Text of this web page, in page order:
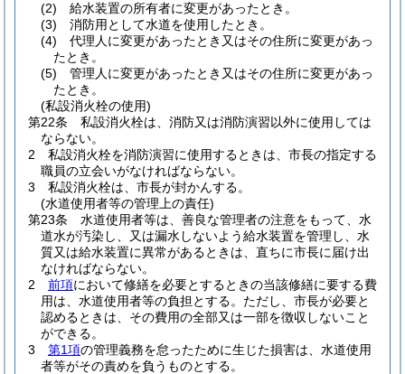
(2)
給水装置の所有者に変更があったとき。
(3)
消防用として水道を使用したとき。
(4)
代理人に変更があったとき又はその住所に変更があっ
たとき。
(5)
管理人に変更があったとき又はその住所に変更があっ
たとき。
(私設消火栓の使用)
第22条
私設消火栓は、消防又は消防演習以外に使用しては
ならない。
2
私設消火栓を消防演習に使用するときは、市長の指定する
職員の立会いがなければならない。
3
私設消火栓は、市長が封かんする。
(水道使用者等の管理上の責任)
第23条
水道使用者等は、善良な管理者の注意をもって、水
道水が汚染し、又は漏水しないよう給水装置を管理し、水
質又は給水装置に異常があるときは、直ちに市長に届け出
なければならない。
2
前項において修繕を必要とするときの当該修繕に要する費
用は、水道使用者等の負担とする。 ただし、市長が必要と
認めるときは、その費用の全部又は一部を徴収しないこと
ができる。
3
第1項の管理義務を怠ったために生じた損害は、水道使用
者等がその責めを負うものとする。